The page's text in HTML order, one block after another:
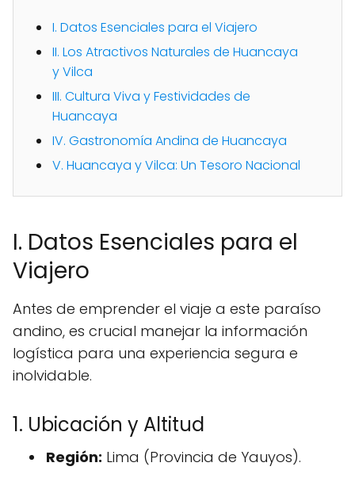
I. Datos Esenciales para el Viajero
II. Los Atractivos Naturales de Huancaya
y Vilca
III. Cultura Viva y Festividades de
Huancaya
IV. Gastronomía Andina de Huancaya
V. Huancaya y Vilca: Un Tesoro Nacional
I. Datos Esenciales para el
Viajero
Antes de emprender el viaje a este paraíso
andino, es crucial manejar la información
logística para una experiencia segura e
inolvidable.
1. Ubicación y Altitud
Región: Lima (Provincia de Yauyos).